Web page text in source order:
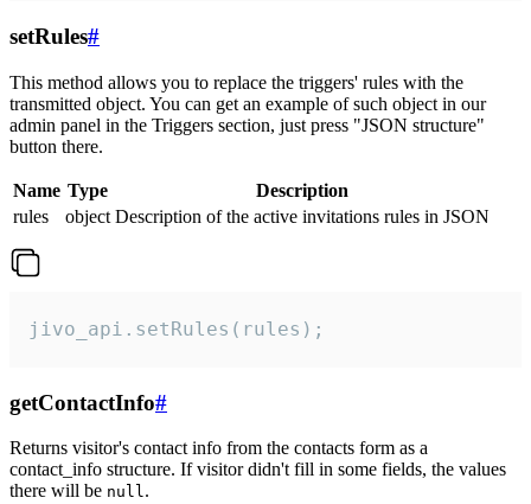
setRules#
This method allows you to replace the triggers' rules with the
transmitted object. You can get an example of such object in our
admin panel in the Triggers section, just press "JSON structure"
button there.
Name Type
Description
rules
object Description of the active invitations rules in JSON
jivo_api.setRules(rules);
getContactInfo#
Returns visitor's contact info from the contacts form as a
contact_info structure. If visitor didn't fill in some fields, the values
there will be null.